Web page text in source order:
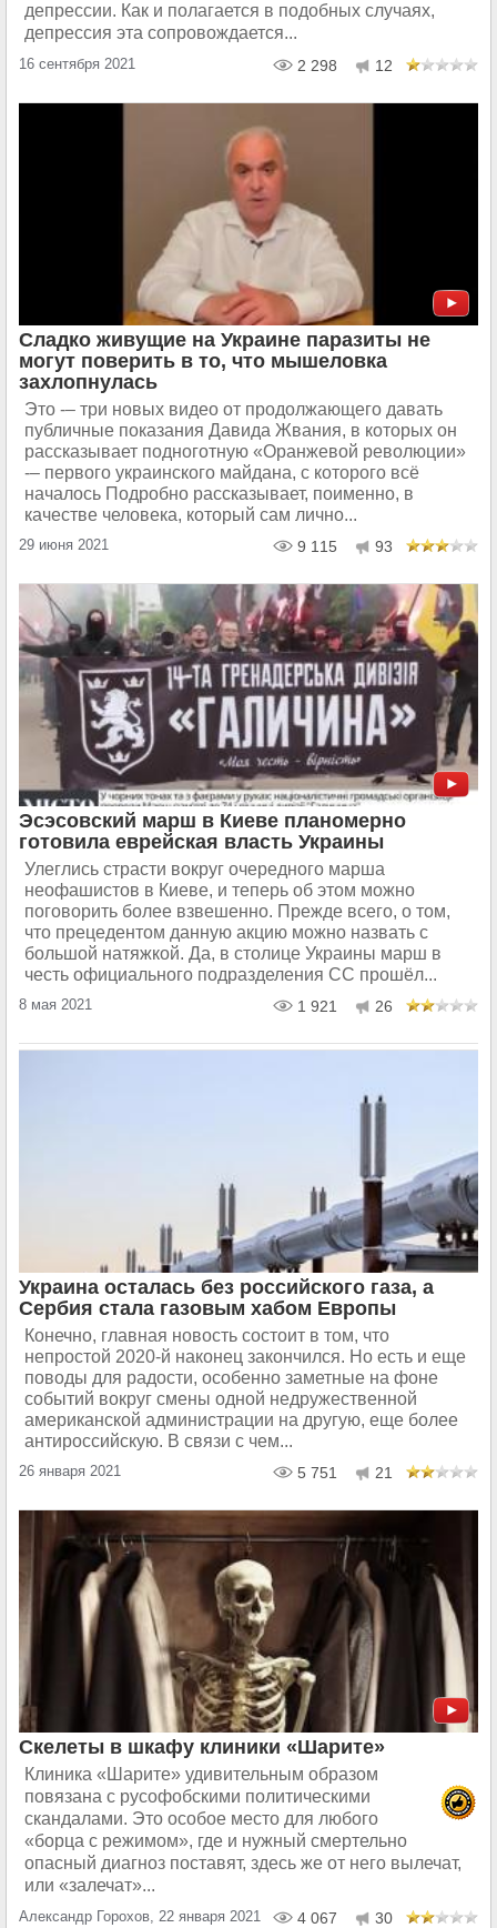
депрессии. Как и полагается в подобных случаях,
депрессия эта сопровождается...
16 сентября 2021 2 298 12
Сладко живущие на Украине паразиты не
могут поверить в то, что мышеловка
захлопнулась
Это -– три новых видео от продолжающего давать
публичные показания Давида Жвания, в которых он
рассказывает подноготную «Оранжевой революции»
-– первого украинского майдана, с которого всё
началось Подробно рассказывает, поименно, в
качестве человека, который сам лично...
29 июня 2021 9 115 93
Эсэсовский марш в Киеве планомерно
готовила еврейская власть Украины
Улеглись страсти вокруг очередного марша
неофашистов в Киеве, и теперь об этом можно
поговорить более взвешенно. Прежде всего, о том,
что прецедентом данную акцию можно назвать с
большой натяжкой. Да, в столице Украины марш в
честь официального подразделения СС прошёл...
8 мая 2021 1 921 26
Украина осталась без российского газа, а
Сербия стала газовым хабом Европы
Конечно, главная новость состоит в том, что
непростой 2020-й наконец закончился. Но есть и еще
поводы для радости, особенно заметные на фоне
событий вокруг смены одной недружественной
американской администрации на другую, еще более
антироссийскую. В связи с чем...
26 января 2021 5 751 21
Скелеты в шкафу клиники «Шарите»
Клиника «Шарите» удивительным образом
повязана с русофобскими политическими
скандалами. Это особое место для любого
«борца с режимом», где и нужный смертельно
опасный диагноз поставят, здесь же от него вылечат,
или «залечат»...
Александр Горохов, 22 января 2021 4 067 30